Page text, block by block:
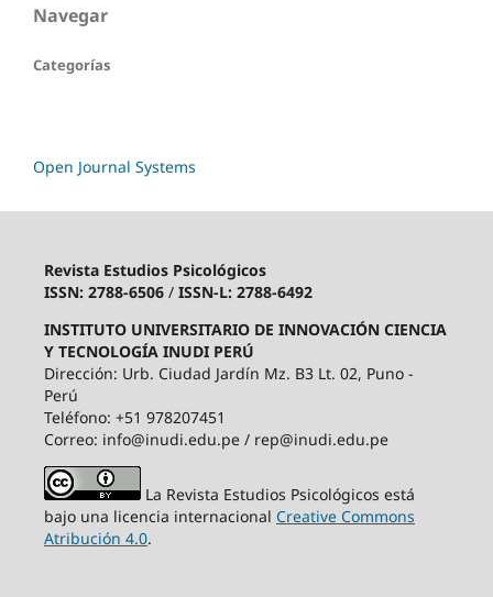
Navegar
Categorías
Open Journal Systems
Revista Estudios Psicológicos
ISSN: 2788-6506/ ISSN-L: 2788-6492
INSTITUTO UNIVERSITARIO DE INNOVACIÓN CIENCIA
Y TECNOLOGÍA INUDI PERÚ
Dirección: Urb. Ciudad Jardín Mz. B3 Lt. 02, Puno -
Perú
Teléfono: +51 978207451
Correo: info@inudi.edu.pe / rep@inudi.edu.pe
La Revista Estudios Psicológicos está
bajo una licencia internacional Creative Commons
Atribución 4.0.